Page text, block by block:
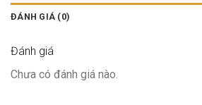
ĐÁNH GIÁ (0)
Đánh giá
Chưa có đánh giá nào.